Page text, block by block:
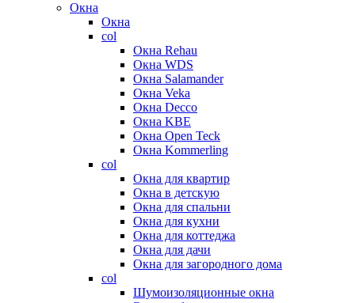
Окна
Окна
col
Окна Rehau
Окна WDS
Окна Salamander
Окна Veka
Окна Decco
Окна KBE
Окна Open Teck
Окна Kommerling
col
Окна для квартир
Окна в детскую
Окна для спальни
Окна для кухни
Окна для коттеджа
Окна для дачи
Окна для загородного дома
col
Шумоизоляционные окна